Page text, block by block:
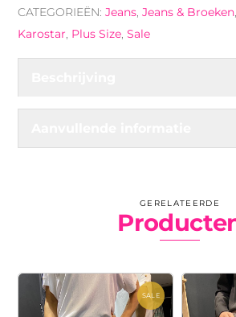
lichtgrijs
aantal
CATEGORIEËN:Jeans,Jeans & Broeken
Karostar, Plus Size,Sale
GERELATEERDE
SALE